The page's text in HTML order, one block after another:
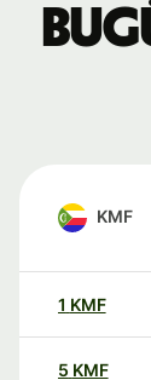
KMF
1 KMF
5 KMF